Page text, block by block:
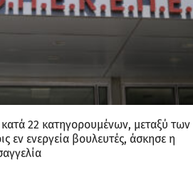
κατά 22 κατηγορουμένων, μεταξύ των
εν ενεργεία βουλευτές, άσκησε η